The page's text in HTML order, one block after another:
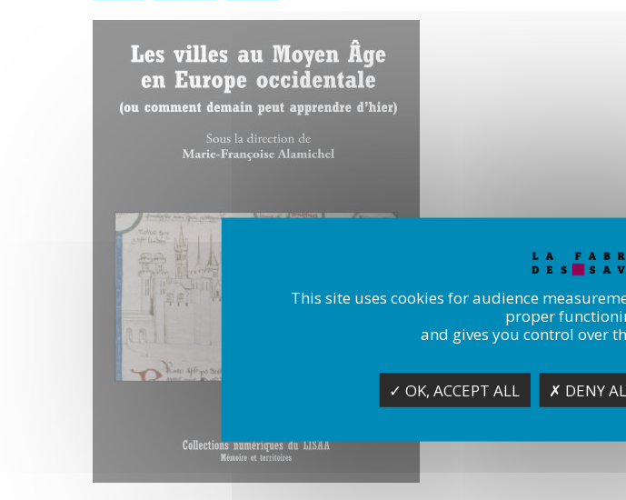
This site uses cookies for audience
proper
and gives you control over
✓ OK, ACCEPT ALL ✗ DENY